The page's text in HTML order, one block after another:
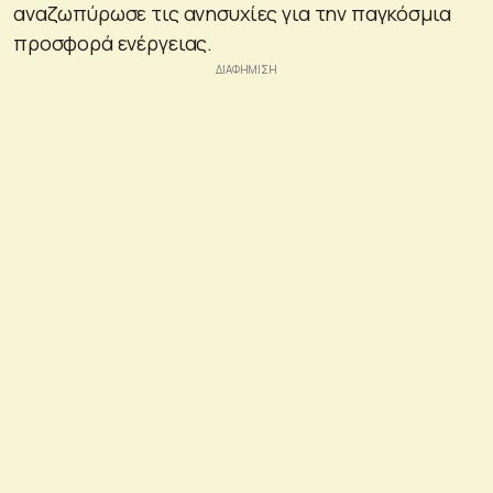
αναζωπύρωσε τις ανησυχίες για την παγκόσμια
προσφορά ενέργειας.